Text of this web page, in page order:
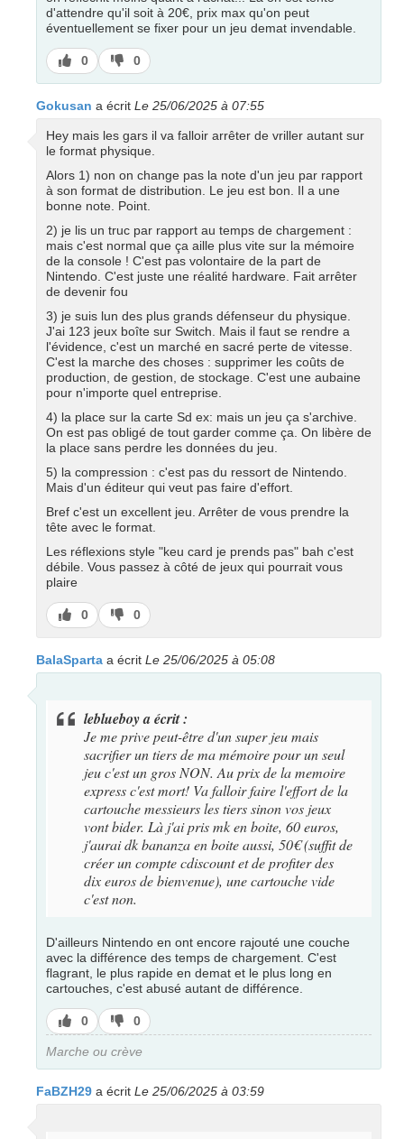
d'attendre qu'il soit à 20€, prix max qu'on peut
éventuellement se fixer pour un jeu demat invendable.
J’aime
0
J’aime
pas
0
Gokusan a écrit Le 25/06/2025 à 07:55
Hey mais les gars il va falloir arrêter de vriller autant sur
le format physique.
Alors 1) non on change pas la note d'un jeu par rapport
à son format de distribution. Le jeu est bon. Il a une
bonne note. Point.
2) je lis un truc par rapport au temps de chargement :
mais c'est normal que ça aille plus vite sur la mémoire
de la console ! C'est pas volontaire de la part de
Nintendo. C'est juste une réalité hardware. Fait arrêter
de devenir fou
3) je suis lun des plus grands défenseur du physique.
J'ai 123 jeux boîte sur Switch. Mais il faut se rendre a
l'évidence, c'est un marché en sacré perte de vitesse.
C'est la marche des choses : supprimer les coûts de
production, de gestion, de stockage. C'est une aubaine
pour n'importe quel entreprise.
4) la place sur la carte Sd ex: mais un jeu ça s'archive.
On est pas obligé de tout garder comme ça. On libère de
la place sans perdre les données du jeu.
5) la compression : c'est pas du ressort de Nintendo.
Mais d'un éditeur qui veut pas faire d'effort.
Bref c'est un excellent jeu. Arrêter de vous prendre la
tête avec le format.
Les réflexions style "keu card je prends pas" bah c'est
débile. Vous passez à côté de jeux qui pourrait vous
plaire
J’aime
0
J’aime
pas
0
BalaSparta a écrit Le 25/06/2025 à 05:08
leblueboy a écrit :
Je me prive peut-être d'un super jeu mais
sacrifier un tiers de ma mémoire pour un seul
jeu c'est un gros NON. Au prix de la memoire
express c'est mort! Va falloir faire l'effort de la
cartouche messieurs les tiers sinon vos jeux
vont bider. Là j'ai pris mk en boite, 60 euros,
j'aurai dk bananza en boite aussi, 50€ (suffit de
créer un compte cdiscount et de profiter des
dix euros de bienvenue), une cartouche vide
c'est non.
D'ailleurs Nintendo en ont encore rajouté une couche
avec la différence des temps de chargement. C'est
flagrant, le plus rapide en demat et le plus long en
cartouches, c'est abusé autant de différence.
J’aime
0
J’aime
pas
0
Marche ou crève
FaBZH29 a écrit Le 25/06/2025 à 03:59